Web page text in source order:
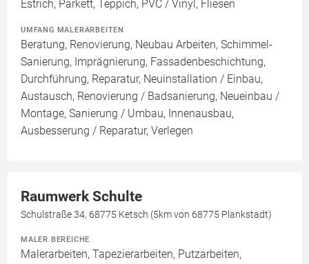
Estrich, Parkett, Teppich, PVC / Vinyl, Fliesen
UMFANG MALERARBEITEN
Beratung, Renovierung, Neubau Arbeiten, Schimmel-
Sanierung, Imprägnierung, Fassadenbeschichtung,
Durchführung, Reparatur, Neuinstallation / Einbau,
Austausch, Renovierung / Badsanierung, Neueinbau /
Montage, Sanierung / Umbau, Innenausbau,
Ausbesserung / Reparatur, Verlegen
Raumwerk Schulte
Schulstraße 34, 68775 Ketsch (5km von 68775 Plankstadt)
MALER BEREICHE
Malerarbeiten, Tapezierarbeiten, Putzarbeiten,